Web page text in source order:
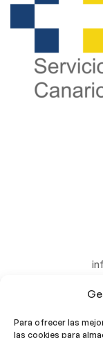
Para ofrecer las
las cookies para